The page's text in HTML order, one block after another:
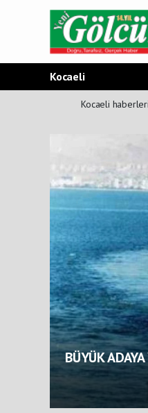
Kocaeli
Kocaeli